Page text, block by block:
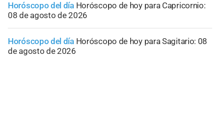
Horóscopo del día Horóscopo de hoy para Capricornio:
08 de agosto de 2026
Horóscopo del día Horóscopo de hoy para Sagitario: 08
de agosto de 2026